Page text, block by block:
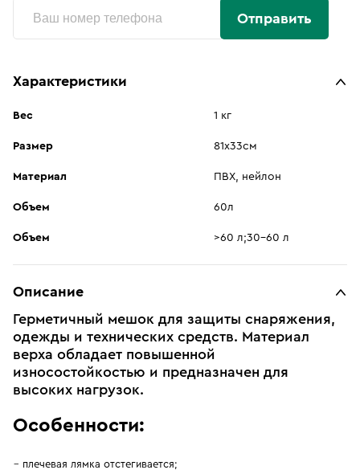
Отправить
Характеристики
Вес 1 кг
Размер 81х33см
Материал ПВХ, нейлон
Объем 60л
Объем >60 л;30-60 л
Описание
Герметичный мешок для защиты снаряжения,
одежды и технических средств. Материал
верха обладает повышенной
износостойкостью и предназначен для
высоких нагрузок.
Особенности:
плечевая лямка отстегивается;